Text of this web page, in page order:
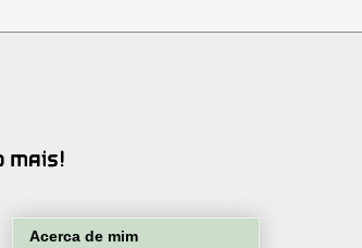
Acerca de mim